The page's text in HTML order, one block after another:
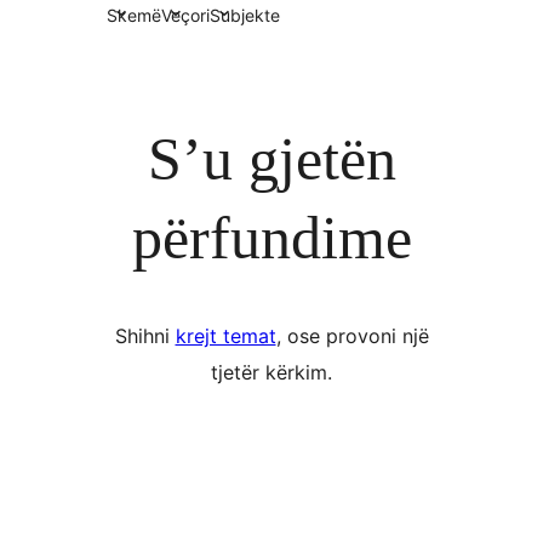
SkemëVeçoriSubjekte
S’u gjetën
përfundime
Shihni krejt temat, ose provoni një
tjetër kërkim.